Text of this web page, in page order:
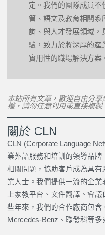
定。我們的團隊成員不
管、語文及教育相關系
詢、與人才發展領域，
驗，致力於將深厚的產
實用性的職場解決方案
本站所有文章，歡迎自由分
權，請勿任意利用或直接複製
關於 CLN
CLN (Corporate Language
業外語服務和培訓的領導品
相關問題，協助客戶成為具
業人士。我們提供一流的企
上家教平台、文件翻譯、會
些年來，我們的合作廠商包含
Mercedes-Benz、聯發科等多